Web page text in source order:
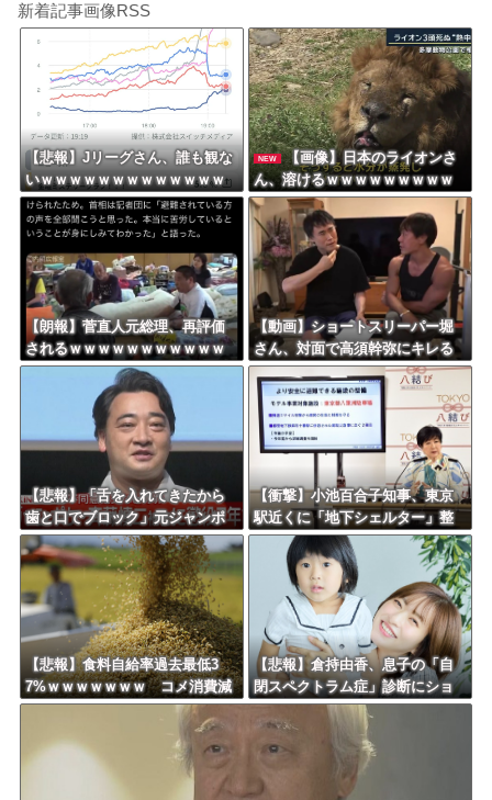
新着記事画像RSS
【悲報】Jリーグさん、誰も観な
いｗｗｗｗｗｗｗｗｗｗｗｗｗ
ｗｗｗｗ
NEW
【画像】日本のライオンさ
ん、溶けるｗｗｗｗｗｗｗｗｗ
ｗｗｗｗｗ
【朗報】菅直人元総理、再評価
されるｗｗｗｗｗｗｗｗｗｗｗ
ｗｗｗｗｗｗｗ
【動画】ショートスリーパー堀
さん、対面で高須幹弥にキレる
ｗｗｗｗｗｗｗｗｗ
【悲報】「舌を入れてきたから
歯と口でブロック」元ジャンポ
ケ斉藤の不同意性交公判
【衝撃】小池百合子知事、東京
駅近くに「地下シェルター」整
備を正式表明ｗｗｗｗｗｗｗｗ
【悲報】食料自給率過去最低3
7%ｗｗｗｗｗｗｗ コメ消費減
響く・・・
【悲報】倉持由香、息子の「自
閉スペクトラム症」診断にショ
ックで涙… 見逃していた乳幼児
期のサインとは？